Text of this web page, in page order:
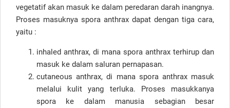
vegetatif akan masuk ke dalam peredaran darah inangnya.
Proses masuknya spora anthrax dapat dengan tiga cara,
yaitu :
inhaled anthrax, di mana spora anthrax terhirup dan
masuk ke dalam saluran pernapasan.
cutaneous anthrax, di mana spora anthrax masuk
melalui kulit yang terluka. Proses masukkanya
spora ke dalam manusia sebagian besar